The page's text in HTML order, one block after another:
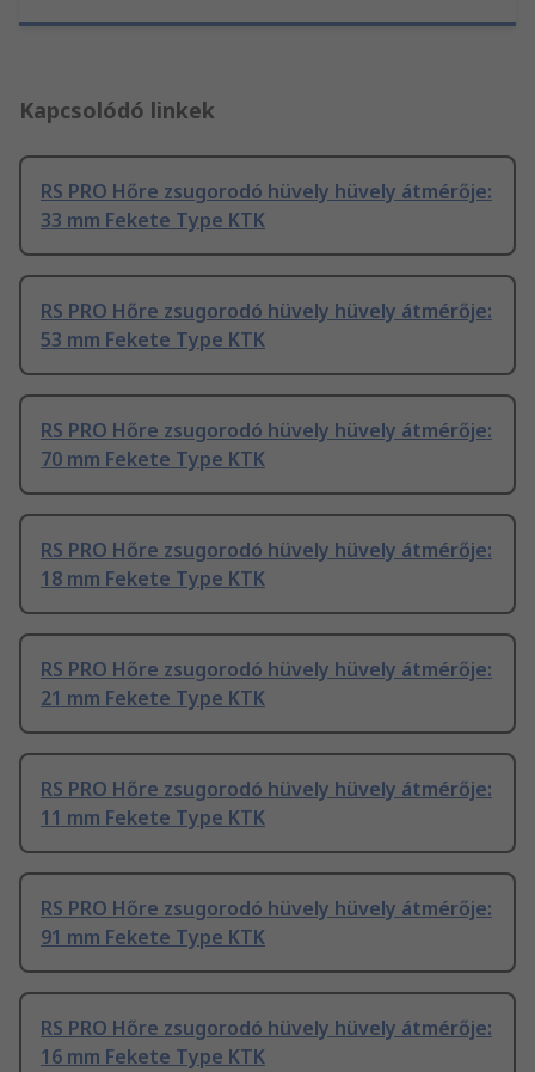
Kapcsolódó linkek
RS PRO Hőre zsugorodó hüvely hüvely átmérője:
33 mm Fekete Type KTK
RS PRO Hőre zsugorodó hüvely hüvely átmérője:
53 mm Fekete Type KTK
RS PRO Hőre zsugorodó hüvely hüvely átmérője:
70 mm Fekete Type KTK
RS PRO Hőre zsugorodó hüvely hüvely átmérője:
18 mm Fekete Type KTK
RS PRO Hőre zsugorodó hüvely hüvely átmérője:
21 mm Fekete Type KTK
RS PRO Hőre zsugorodó hüvely hüvely átmérője:
11 mm Fekete Type KTK
RS PRO Hőre zsugorodó hüvely hüvely átmérője:
91 mm Fekete Type KTK
RS PRO Hőre zsugorodó hüvely hüvely átmérője:
16 mm Fekete Type KTK